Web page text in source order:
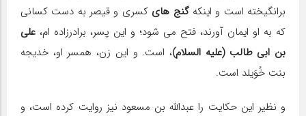
برانگیخته است و اینكهگنج های كسری و قیصر به دست كسانی
كه به او ایمان آورند، فتح می شود؛ و این پسر، برادرزاده ام، علی
بن ابی طالب (علیه السلام)، است. و این زن، همسر او، خدیجه
بنت خُوَیلد است.
و نظیر این حكایت را عبدالله بن مسعود نیز روایت كرده است، و